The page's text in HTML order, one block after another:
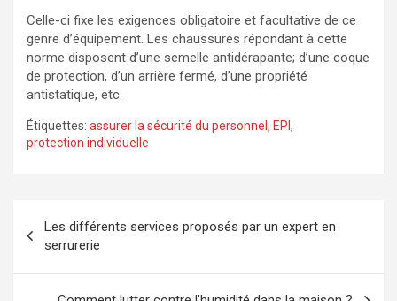
Celle-ci fixe les exigences obligatoire et facultative de ce
genre d’équipement. Les chaussures répondant à cette
norme disposent d’une semelle antidérapante; d’une coque
de protection, d’un arrière fermé, d’une propriété
antistatique, etc.
Étiquettes: assurer la sécurité du personnel , EPI ,
protection individuelle
de
l’article
Les différents services proposés par un expert en
serrurerie